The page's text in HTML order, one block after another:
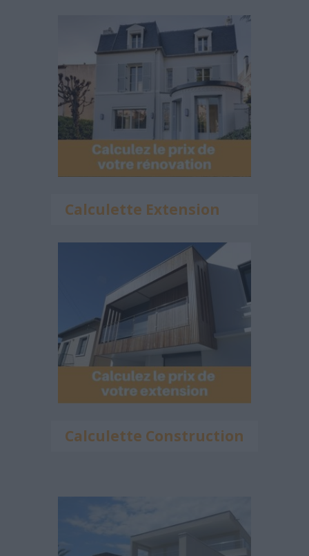
Calculette Extension
Calculette Construction